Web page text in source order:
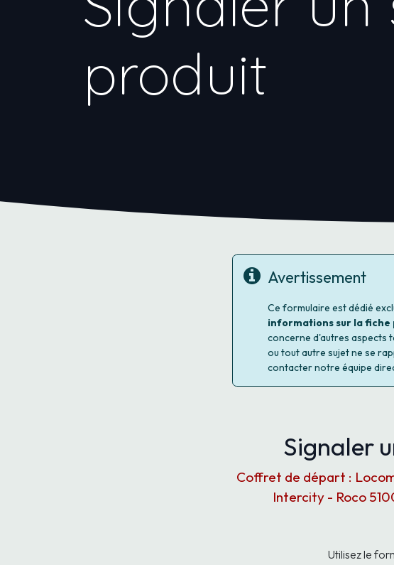
produit
Avertissement
Ce formulaire est dédié
informations sur la fiche
concerne d'autres aspects
ou tout autre sujet ne se
contacter notre équipe
Signaler
Coffret de départ :
Intercity - Roco
Utilisez le